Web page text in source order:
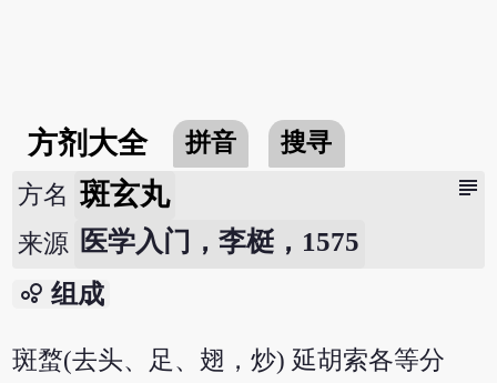
方剂大全 拼音 搜寻
subject
方名 斑玄丸
来源 医学入门，李梃，1575
bubble_chart 组成
斑蝥(去头、足、翅，炒) 延胡索各等分